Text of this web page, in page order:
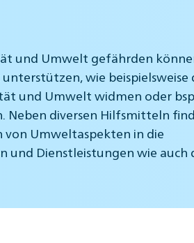
und Umwelt gefährden
wie beispielsweise
und Umwelt widmen oder
Neben diversen Hilfsmitteln
von Umweltaspekten in die
und Dienstleistungen wie auch